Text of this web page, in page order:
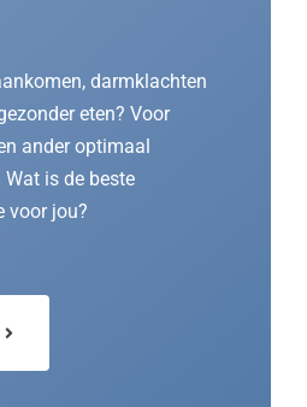
darmklachten
eten? Voor
ander optimaal
is de beste
voor jou?